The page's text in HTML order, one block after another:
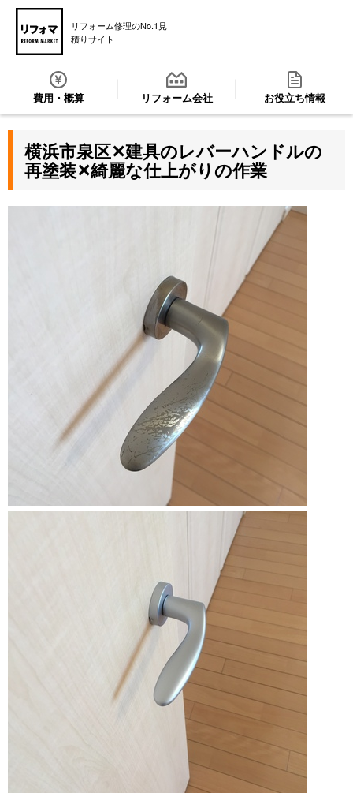
リフォーム修理のNo.1見
積りサイト
費用・概算 リフォーム会社 お役立ち情報
横浜市泉区✕建具のレバーハンドルの
再塗装✕綺麗な仕上がりの作業